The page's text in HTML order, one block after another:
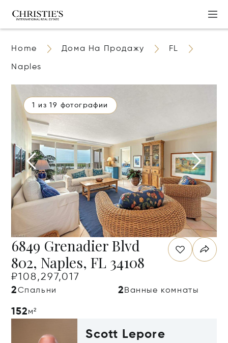
Home Дома На Продажу FL
Naples
1 из 19 фотографии
6849 Grenadier Blvd
802, Naples, FL 34108
₽108,297,017
2Спальни 2 Ванные комнаты
152м²
Scott Lepore